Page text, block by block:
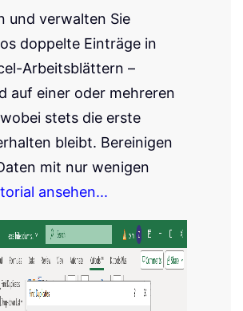
KI-Assistent, das
intelligenter in Excel zu
ohne
Tutorial